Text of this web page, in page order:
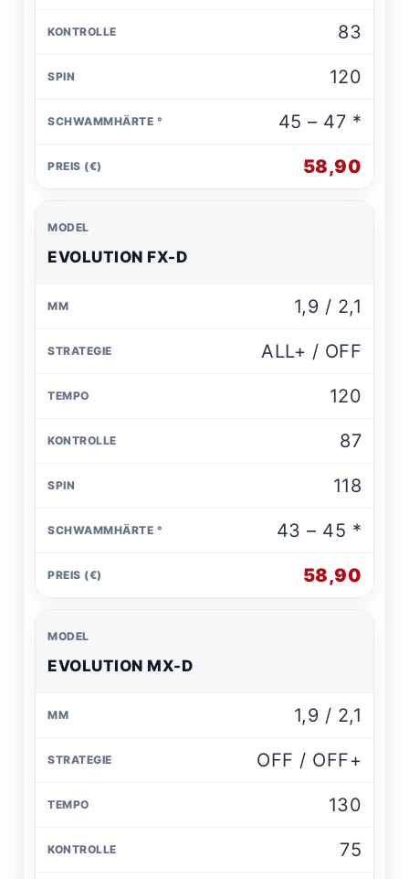
83
120
45 – 47 *
58,90
EVOLUTION FX-D
1,9 / 2,1
ALL+ / OFF
120
87
118
43 – 45 *
58,90
EVOLUTION MX-D
1,9 / 2,1
OFF / OFF+
130
75